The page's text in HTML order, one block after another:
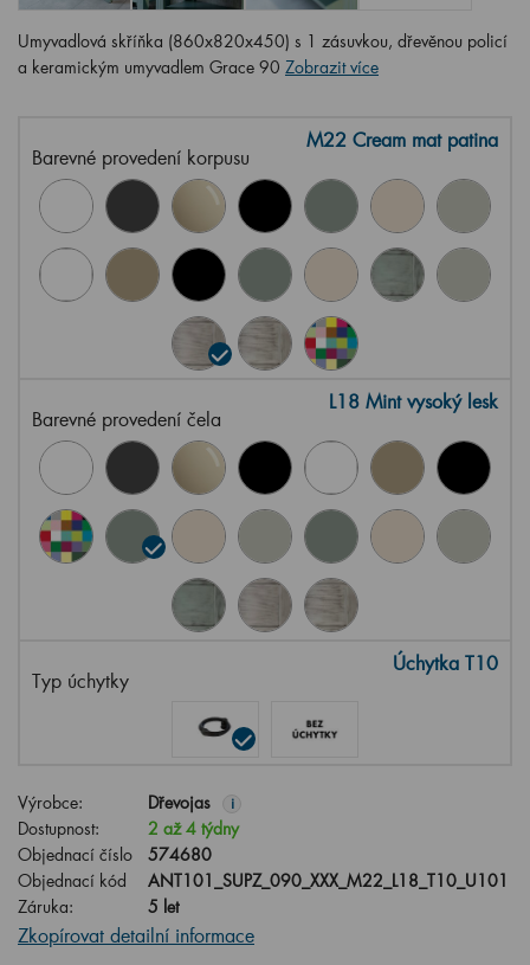
Umyvadlová skříňka (860x820x450) s 1 zásuvkou, dřevěnou policí
a keramickým umyvadlem Grace 90 Zobrazit více
Barevné provedení korpusu
M22 Cream mat patina
Barevné provedení čela
L18 Mint vysoký lesk
Typ úchytky
Úchytka T10
Výrobce: Dřevojas i
Dostupnost:
2 až 4 týdny
Objednací číslo
574680
Objednací kód
ANT101_SUPZ_090_XXX_M22_L18_T10_U101
Záruka:
5 let
Zkopírovat detailní informace